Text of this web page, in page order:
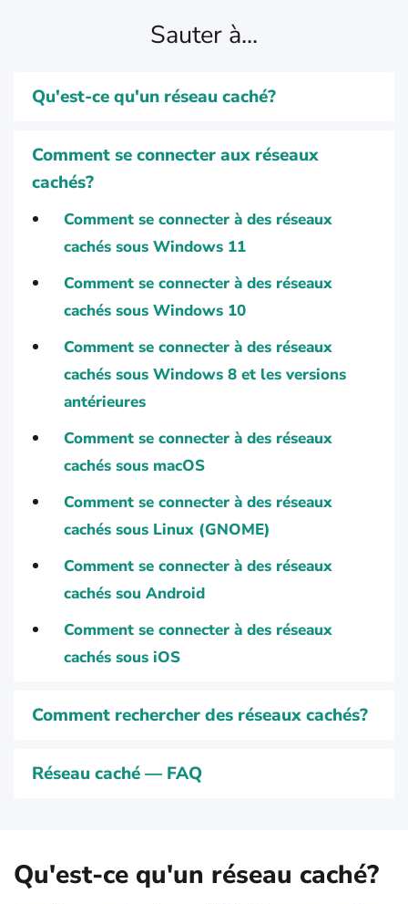
Sauter à...
Qu'est-ce qu'un réseau caché?
Comment se connecter aux réseaux
cachés?
Comment se connecter à des réseaux
cachés sous Windows 11
Comment se connecter à des réseaux
cachés sous Windows 10
Comment se connecter à des réseaux
cachés sous Windows 8 et les versions
antérieures
Comment se connecter à des réseaux
cachés sous macOS
Comment se connecter à des réseaux
cachés sous Linux (GNOME)
Comment se connecter à des réseaux
cachés sou Android
Comment se connecter à des réseaux
cachés sous iOS
Comment rechercher des réseaux cachés?
Réseau caché — FAQ
Qu'est-ce qu'un réseau caché?